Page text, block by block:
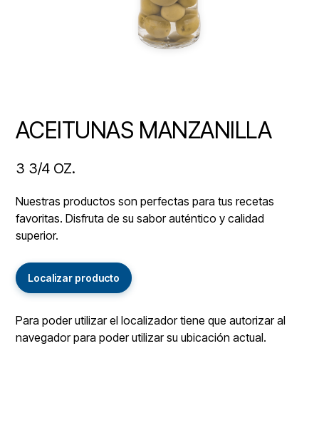
ACEITUNAS MANZANILLA
3 3/4 OZ.
Nuestras productos son perfectas para tus recetas
favoritas. Disfruta de su sabor auténtico y calidad
superior.
Localizar producto
Para poder utilizar el localizador tiene que autorizar al
navegador para poder utilizar su ubicación actual.